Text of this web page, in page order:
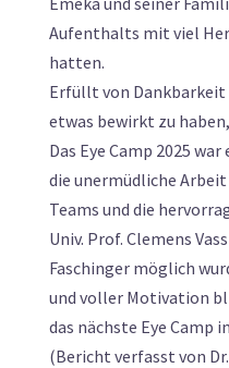
Aufenthalts mit viel
hatten.
Erfüllt von Dankbarkeit
etwas bewirkt zu
Das Eye Camp 2025
die unermüdliche
Teams und die
Univ. Prof. Clemens
Faschinger möglich
und voller Motivation
das nächste Eye Camp
(Bericht verfasst von